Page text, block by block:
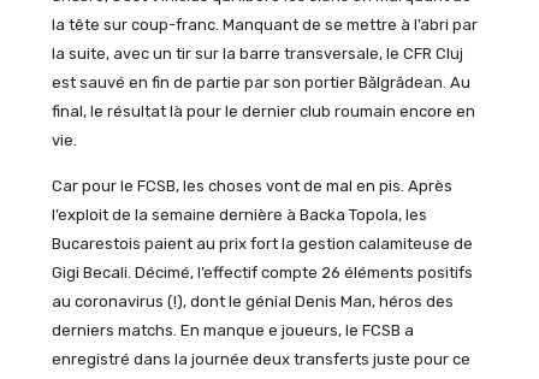
la tête sur coup-franc. Manquant de se mettre à l’abri par
la suite, avec un tir sur la barre transversale, le CFR Cluj
est sauvé en fin de partie par son portier Bălgrădean. Au
final, le résultat là pour le dernier club roumain encore en
vie.
Car pour le FCSB, les choses vont de mal en pis. Après
l’exploit de la semaine dernière à Backa Topola, les
Bucarestois paient au prix fort la gestion calamiteuse de
Gigi Becali. Décimé, l’effectif compte 26 éléments positifs
au coronavirus (!), dont le génial Denis Man, héros des
derniers matchs. En manque e joueurs, le FCSB a
enregistré dans la journée deux transferts juste pour ce